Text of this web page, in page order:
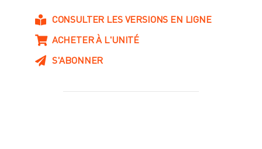
CONSULTER LES VERSIONS EN LIGNE
ACHETER À L'UNITÉ
S'ABONNER